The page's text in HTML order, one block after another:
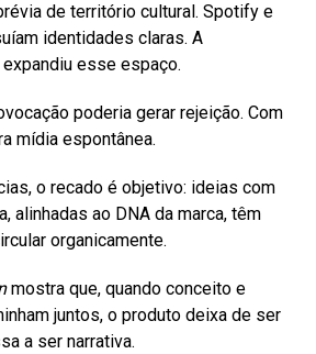
de território cultural. Spotify e
identidades claras. A
esse espaço.
poderia gerar rejeição. Com
mídia espontânea.
o recado é objetivo: ideias com
alinhadas ao DNA da marca, têm
organicamente.
mostra que, quando conceito e
juntos, o produto deixa de ser
a ser narrativa.